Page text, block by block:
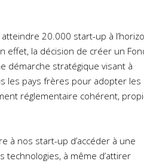
20.000 start-up à
effet, la décision de créer un
démarche stratégique visant à
les pays frères pour adopter les
réglementaire cohérent,
à nos start-up d’accéder à une
à même d’attirer